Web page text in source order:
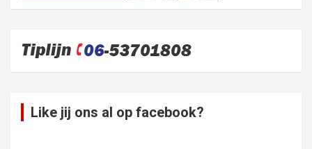
Like jij ons al op facebook?